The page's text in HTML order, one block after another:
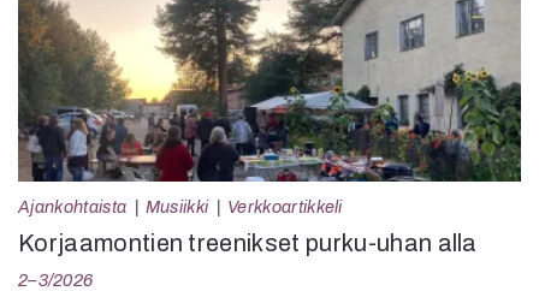
Ajankohtaista Musiikki Verkkoartikkeli
Korjaamontien treenikset purku-uhan alla
2–3/2026